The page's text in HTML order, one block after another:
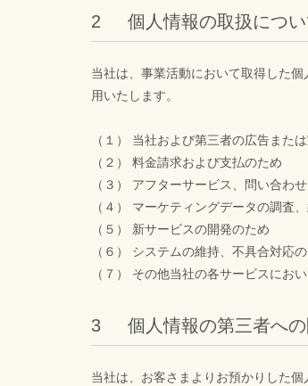
個人情報の取扱につ
当社は、事業活動において取得した
用いたします。
（１） 当社および第三者の広告また
（２） 料金請求および支払のため
（３） アフターサービス、問い合わ
（４） マーケティングデータの調査
（５） 新サービスの開発のため
（６） システムの維持、不具合対応
（７） その他当社の各サービスにお
個人情報の第三者へ
当社は、お客さまよりお預かりした